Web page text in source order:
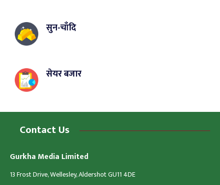
सुन-चाँदि
सेयर बजार
Contact Us
Gurkha Media Limited
13 Frost Drive, Wellesley, Aldershot GU11 4DE